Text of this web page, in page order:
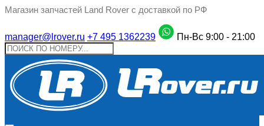
Магазин запчастей Land Rover с доставкой по РФ
manager@lrover.ru +7 495 1362239 Пн-Вс 9:00 - 21:00